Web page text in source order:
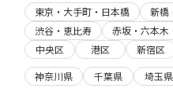
東京・大手町・日本橋 新橋
渋谷・恵比寿
赤坂・六本木
中央区
港区 新宿区
神奈川県 千葉県 埼玉県